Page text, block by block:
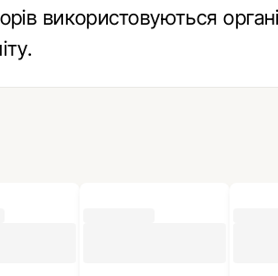
використовуються